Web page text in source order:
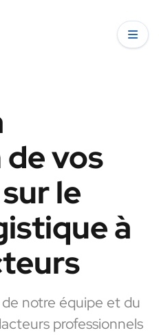
vos
le
à
notre équipe et du
professionnels